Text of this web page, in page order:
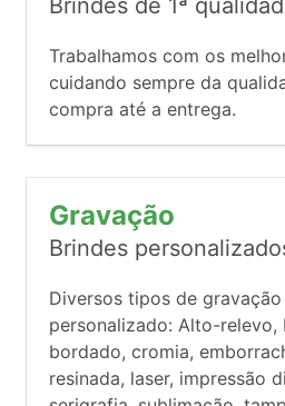
Trabalhamos com os
cuidando sempre da
compra até a entrega.
Gravação
Brindes
Diversos tipos de
personalizado: Alto-relevo,
bordado, cromia,
resinada, laser, impressão